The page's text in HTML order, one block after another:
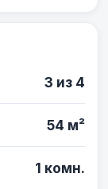
3 из 4
54 м²
1 комн.